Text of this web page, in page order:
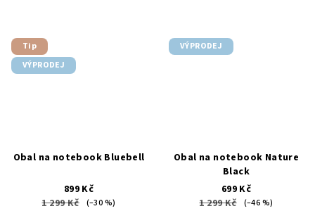
Tip
VÝPRODEJ
Obal na notebook Bluebell
899 Kč
1 299 Kč
(–30 %)
VÝPRODEJ
Obal na notebook Nature
Black
699 Kč
1 299 Kč
(–46 %)